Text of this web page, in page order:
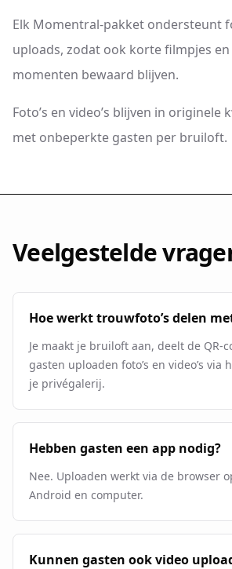
Elk Momentral-pakket ondersteunt
uploads, zodat ook korte filmpjes
momenten bewaard blijven.
Foto’s en video’s blijven in originele
met onbeperkte gasten per bruiloft.
Veelgestelde
Hoe werkt trouwfoto’s delen
Je maakt je bruiloft aan, deelt de QR-
gasten uploaden foto’s en video’s via
je privégalerij.
Hebben gasten een app nodig?
Nee. Uploaden werkt via de browser
Android en computer.
Kunnen gasten ook video